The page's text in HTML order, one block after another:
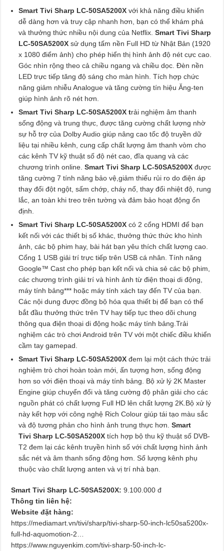
Smart Tivi Sharp LC-50SA5200Xvới khả năng điều khiển
dễ dàng hơn và truy cập nhanh hơn, bạn có thể khám phá
và thưởng thức nhiều nội dung của Netflix.Smart Tivi Sharp
LC-50SA5200Xsử dụng tấm nền Full HD từ Nhật Bản (1920
x 1080 điểm ảnh) cho phép hiển thị hình ảnh độ nét cực cao.
Góc nhìn rộng theo cả chiều ngang và chiều dọc. Đèn nền
LED trực tiếp tăng độ sáng cho màn hình. Tích hợp chức
năng giảm nhiễu Analogue và tăng cường tín hiệu Ăng-ten
giúp hình ảnh rõ nét hơn.
Smart Tivi Sharp LC-50SA5200X trải nghiệm âm thanh
sống động và trung thực, được tăng cường chất lượng nhờ
sự hỗ trợ của Dolby Audio giúp nâng cao tốc độ truyền dữ
liệu tại nhiều kênh, cung cấp chất lượng âm thanh vòm cho
các kênh TV kỹ thuật số độ nét cao, đĩa quang và các
chương trình online. Smart Tivi Sharp LC-50SA5200X được
tăng cường 7 tính năng bảo vệ,giảm thiểu rủi ro do điện áp
thay đổi đột ngột, sấm chớp, cháy nổ, thay đổi nhiệt độ, rung
lắc, an toàn khi treo trên tường và đảm bảo hoạt động ổn
định.
Smart Tivi Sharp LC-50SA5200Xcó 2 cổng HDMI để bạn
kết nối với các thiết bị số khác, thưởng thức thức kho hình
ảnh, các bộ phim hay, bài hát bạn yêu thích chất lượng cao.
Cổng 1 USB giải trí trực tiếp trên USB cá nhân. Tính năng
Google™ Cast cho phép bạn kết nối và chia sẻ các bộ phim,
các chương trình giải trí và hình ảnh từ điện thoại di động,
máy tính bảng*** hoặc máy tính xách tay đến TV của bạn.
Các nội dung được đồng bộ hóa qua thiết bị để bạn có thể
bắt đầu thưởng thức trên TV hay tiếp tục theo dõi chung
thông qua điện thoại di động hoặc máy tính bảng.Trải
nghiệm các trò chơi Android trên TV với một chiếc điều khiển
cầm tay gamepad.
Smart Tivi Sharp LC-50SA5200Xđem lại một cách thức trải
nghiệm trò chơi hoàn toàn mới, ấn tượng hơn, sống động
hơn so với điện thoại và máy tính bảng. Bộ xử lý 2K Master
Engine giúp chuyển đổi và tăng cường độ phân giải cho các
nguồn phát có chất lượng Full HD lên chất lượng 2K.Bộ xử lý
này kết hợp với công nghệ Rich Colour giúp tái tạo màu sắc
và độ tương phản cho hình ảnh trung thực hơn. Smart
Tivi Sharp LC-50SA5200Xtích hợp bộ thu kỹ thuật số DVB-
T2 đem lại các kênh truyền hình số với chất lượng hình ảnh
sắc nét và âm thanh sống động hơn. Số lượng kênh phụ
thuộc vào chất lượng anten và vị trí nhà bạn.
Smart Tivi Sharp LC-50SA5200X: 9.100.000 đ
Thông tin liên hệ:
Website đặt hàng:
https://mediamart.vn/tivi/sharp/tivi-sharp-50-inch-lc50sa5200x-
full-hd-aquomotion-2…
https://www.nguyenkim.com/tivi-sharp-50-inch-lc-